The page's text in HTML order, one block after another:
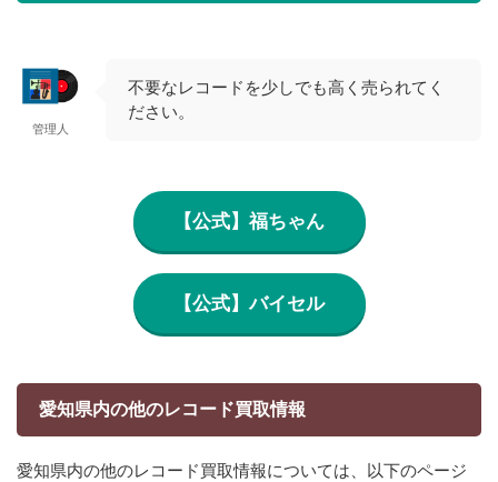
管理人
不要なレコードを少しでも高く売られてく
ださい。
【公式】福ちゃん
【公式】バイセル
愛知県内の他のレコード買取情報
愛知県内の他のレコード買取情報については、以下のページ